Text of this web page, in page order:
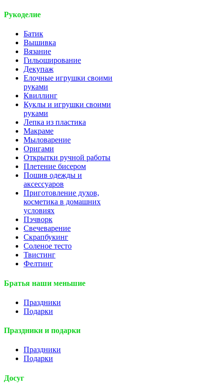
Рукоделие
Батик
Вышивка
Вязание
Гильоширование
Декупаж
Елочные игрушки своими
руками
Квиллинг
Куклы и игрушки своими
руками
Лепка из пластика
Макраме
Мыловарение
Оригами
Открытки ручной работы
Плетение бисером
Пошив одежды и
аксессуаров
Приготовление духов,
косметика в домашних
условиях
Пэчворк
Свечеварение
Скрапбукинг
Соленое тесто
Твистинг
Фелтинг
Братья наши меньшие
Праздники
Подарки
Праздники и подарки
Праздники
Подарки
Досуг